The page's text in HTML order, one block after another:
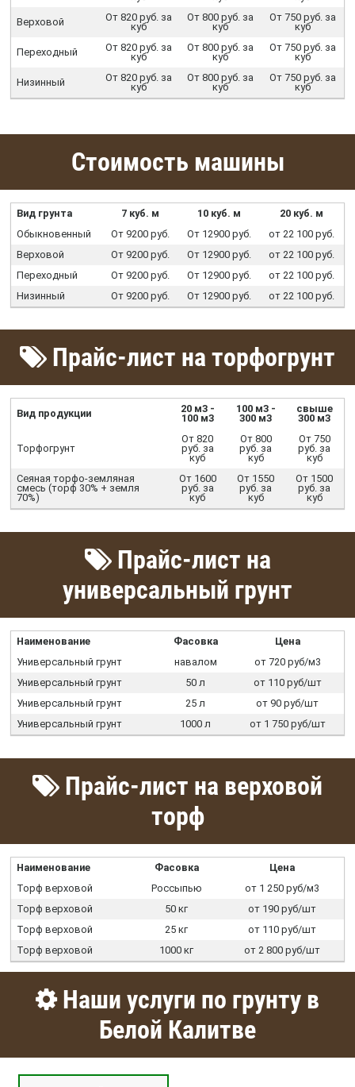
Верховой
От 820 руб. за
куб
От 800 руб. за
куб
От 750 руб. за
куб
Переходный
От 820 руб. за
куб
От 800 руб. за
куб
От 750 руб. за
куб
Низинный
От 820 руб. за
куб
От 800 руб. за
куб
От 750 руб. за
куб
Стоимость машины
Вид грунта 7 куб. м 10 куб. м
20 куб. м
Обыкновенный
От 9200 руб. От 12900 руб.
от 22 100 руб.
Верховой
От 9200 руб. От 12900 руб.
от 22 100 руб.
Переходный
От 9200 руб. От 12900 руб.
от 22 100 руб.
Низинный
От 9200 руб. От 12900 руб. от 22 100 руб.
Прайс-лист на торфогрунт
Вид продукции
20 м3 -
100 м3
100 м3 -
300 м3
свыше
300 м3
Торфогрунт
От 820
руб. за
куб
От 800
руб. за
куб
От 750
руб. за
куб
Сеяная торфо-земляная
смесь (торф 30% + земля
70%)
От 1600
руб. за
куб
От 1550
руб. за
куб
От 1500
руб. за
куб
Прайс-лист на
универсальный грунт
Наименование Фасовка
Цена
Универсальный грунт
навалом
от 720 руб/м3
Универсальный грунт
50 л
от 110 руб/шт
Универсальный грунт
25 л
от 90 руб/шт
Универсальный грунт
1000 л от 1 750 руб/шт
Прайс-лист на верховой
торф
Наименование Фасовка
Цена
Торф верховой
Россыпью
от 1 250 руб/м3
Торф верховой
50 кг
от 190 руб/шт
Торф верховой
25 кг
от 110 руб/шт
Торф верховой
1000 кг от 2 800 руб/шт
Наши услуги по грунту в
Белой Калитве